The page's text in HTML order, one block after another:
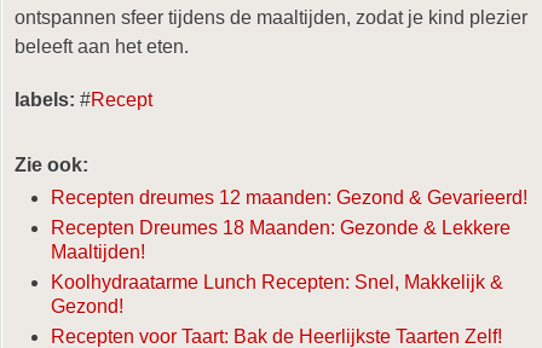
ontspannen sfeer tijdens de maaltijden, zodat je kind plezier
beleeft aan het eten.
labels: #Recept
Zie ook:
Recepten dreumes 12 maanden: Gezond & Gevarieerd!
Recepten Dreumes 18 Maanden: Gezonde & Lekkere
Maaltijden!
Koolhydraatarme Lunch Recepten: Snel, Makkelijk &
Gezond!
Recepten voor Taart: Bak de Heerlijkste Taarten Zelf!